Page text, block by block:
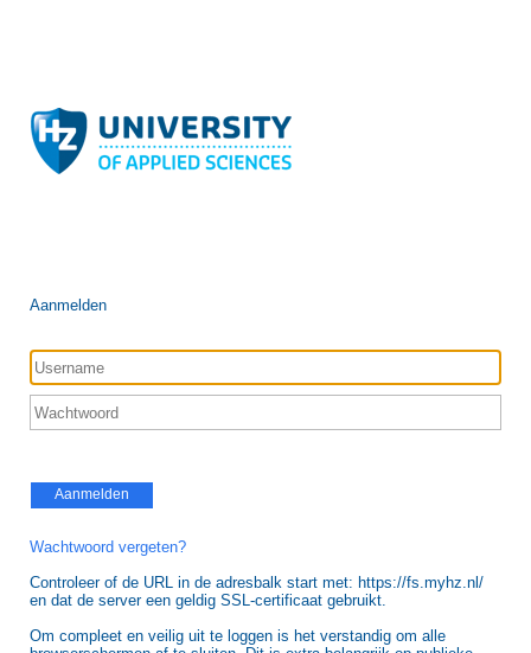
Aanmelden
Aanmelden
Wachtwoord vergeten?
Controleer of de URL in de adresbalk start met: https://fs.myhz.nl/
en dat de server een geldig SSL-certificaat gebruikt.
Om compleet en veilig uit te loggen is het verstandig om alle